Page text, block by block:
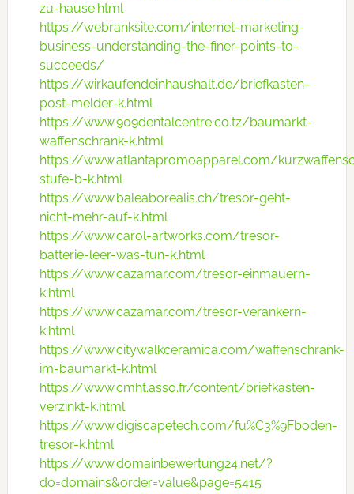
zu-hause.html
https://webranksite.com/internet-marketing-
business-understanding-the-finer-points-to-
succeeds/
https://wirkaufendeinhaushalt.de/briefkasten-
post-melder-k.html
https://www.909dentalcentre.co.tz/baumarkt-
waffenschrank-k.html
https://www.atlantapromoapparel.com/
stufe-b-k.html
https://www.baleaborealis.ch/tresor-geht-
nicht-mehr-auf-k.html
https://www.carol-artworks.com/tresor-
batterie-leer-was-tun-k.html
https://www.cazamar.com/tresor-einmauern-
k.html
https://www.cazamar.com/tresor-verankern-
k.html
https://www.citywalkceramica.com/waffenschrank-
im-baumarkt-k.html
https://www.cmht.asso.fr/content/briefkasten-
verzinkt-k.html
https://www.digiscapetech.com/fu%C3%9Fboden-
tresor-k.html
https://www.domainbewertung24.net/?
do=domains&order=value&page=5415